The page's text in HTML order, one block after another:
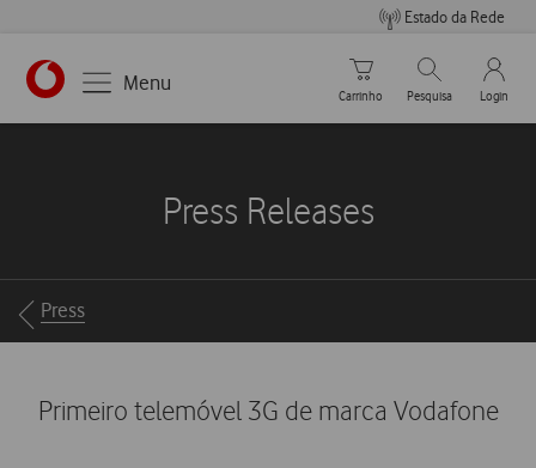
Estado da Rede
https://www.vodafone.pt
Menu
Carrinho de compras
Carrinho
Pesquisar
Pesquisa
My
Login
Press Releases
Breadcrumbs
Press
Primeiro telemóvel 3G de marca Vodafone